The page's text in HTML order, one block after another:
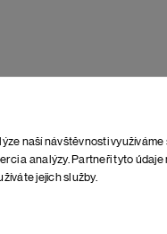
naší návštěvnosti
a analýzy. Partneři tyto
jejich služby.